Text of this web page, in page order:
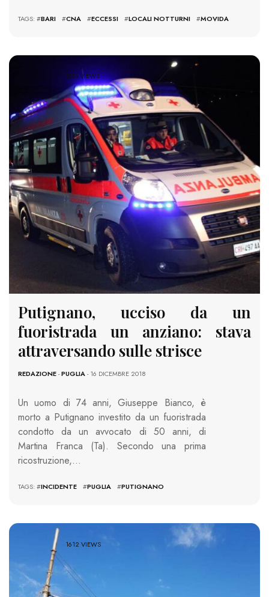
TAGS: #BARI #CNA #ECCESSI #LOCALI NOTTURNI #MOVIDA
1363 VIEWS
Putignano, ucciso da un
fuoristrada un anziano: stava
attraversando sulle strisce
REDAZIONE-PUGLIA- 16 DICEMBRE 2018
Un uomo di 74 anni, Giuseppe Bianco, è
morto a Putignano investito da un fuoristrada
condotto da un avvocato di 50 anni, di
Martina Franca (Ta). Secondo una prima
ricostruzione,…
TAGS: #INCIDENTE #PUGLIA #PUTIGNANO
1612 VIEWS